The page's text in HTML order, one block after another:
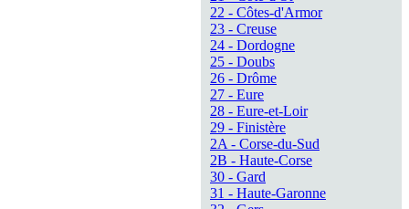
22 - Côtes-d'Armor
23 - Creuse
24 - Dordogne
25 - Doubs
26 - Drôme
27 - Eure
28 - Eure-et-Loir
29 - Finistère
2A - Corse-du-Sud
2B - Haute-Corse
30 - Gard
31 - Haute-Garonne